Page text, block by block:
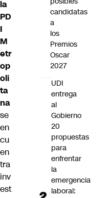
la
PD
I
M
etr
op
oli
ta
na
se
en
cu
en
tra
inv
est
candidatas
a
los
Premios
Oscar
2027
UDI
entrega
al
Gobierno
20
propuestas
para
enfrentar
la
emergencia
laboral: